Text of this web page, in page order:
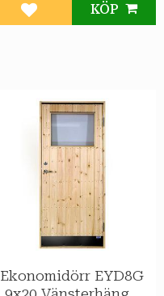
Lägg till i favoriter
KÖP
Ekonomidörr EYD8G